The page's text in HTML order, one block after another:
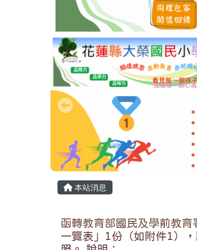
主內容區域
本站消息
函轉教育部國民及學前教
一覽表」1份（如附件1）
頁尾區域